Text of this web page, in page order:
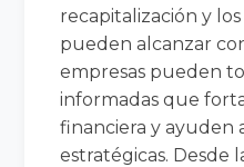
recapitalización y
pueden alcanzar
empresas pueden
informadas que
financiera y ayuden
estratégicas. Desde